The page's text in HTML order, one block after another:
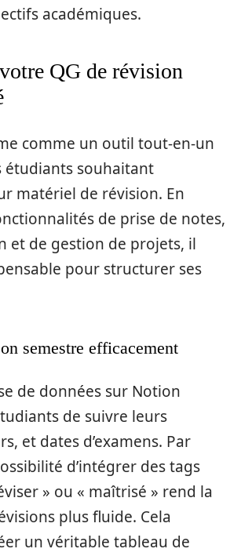
académiques.
QG de révision
comme un outil tout-en-un
étudiants souhaitant
matériel de révision. En
de prise de notes,
et de gestion de projets, il
pour structurer ses
semestre efficacement
de données sur Notion
de suivre leurs
et dates d’examens. Par
d’intégrer des tags
» ou « maîtrisé » rend la
plus fluide. Cela
un véritable tableau de